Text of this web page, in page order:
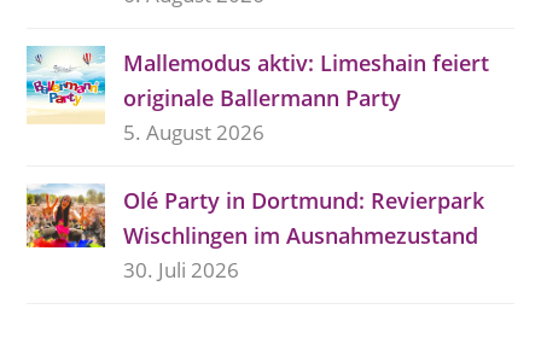
Mallemodus aktiv: Limeshain feiert
originale Ballermann Party
5. August 2026
Olé Party in Dortmund: Revierpark
Wischlingen im Ausnahmezustand
30. Juli 2026